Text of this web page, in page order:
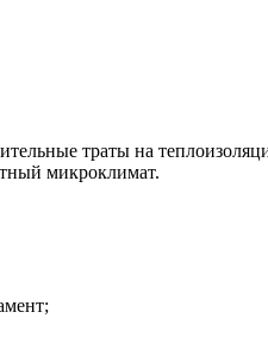
траты на
микроклимат.